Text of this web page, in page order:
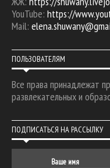
YouTube: https://
Mail:
ПОЛЬЗОВАТЕЛЯМ
Все права принадлежат
развлекательных и
ПОДПИСАТЬСЯ НА РАССЫЛКУ
Ваше имя